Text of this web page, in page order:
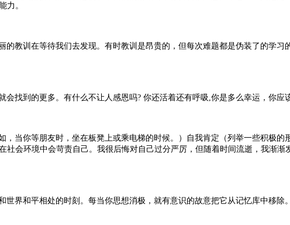
力。
教训在等待我们去发现。有时教训是昂贵的，但每次难题都是伪装了的学习
找到的更多。有什么不让人感恩吗? 你还活着还有呼吸,你是多么幸运，你应
当你等朋友时，坐在板凳上或乘电梯的时候。）自我肯定（列举一些积极的
会环境中会苛责自己。我很后悔对自己过分严厉，但随着时间流逝，我渐渐
界和平相处的时刻。每当你思想消极，就有意识的故意把它从记忆库中移除